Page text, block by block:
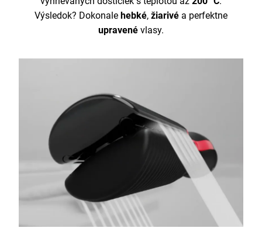
Výsledok? Dokonale hebké, žiarivé a perfektne
upravené vlasy.